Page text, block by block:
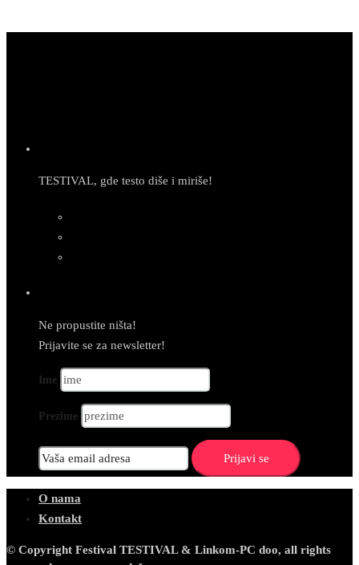
TESTIVAL, gde testo diše i miriše!
Ne propustite ništa!
Prijavite se za newsletter!
Ime
Prezime
O nama
Kontakt
© Copyright Festival TESTIVAL & Linkom-PC doo, all rights